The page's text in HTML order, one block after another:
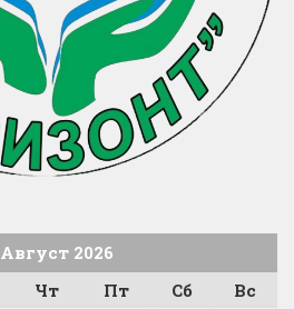
Август 2026
Чт Пт Сб
Вс